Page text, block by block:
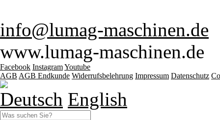
info@lumag-maschinen.de
www.lumag-maschinen.de
Facebook InstagramYoutube
AGB AGB Endkunde Widerrufsbelehrung Impressum Datenschutz
Deutsch English